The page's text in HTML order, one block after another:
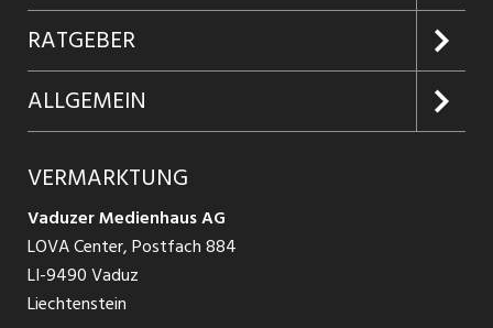
Jobabo
Firmen entdecken
Jobs in Graubünden
Jobs in St. Gallen
Jobs in Glarus
Jobs in der Südostschweiz
Kundenlogin
Inserieren
Produkte
Schnittstelle
RATGEBER
Glossar
Ratgeber Bewerbung / Rekrutierung
ALLGEMEIN
AGB
Datenschutzbestimmungen
Nutzungsbedingungen
VERMARKTUNG
Vaduzer Medienhaus AG
LOVA Center, Postfach 884
LI-9490 Vaduz
Liechtenstein